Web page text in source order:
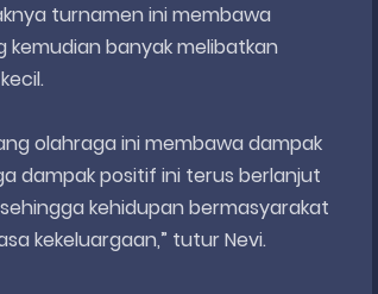
turnamen ini membawa
banyak melibatkan
olahraga ini membawa dampak
dampak positif ini terus berlanjut
kehidupan bermasyarakat
kekeluargaan,” tutur Nevi.